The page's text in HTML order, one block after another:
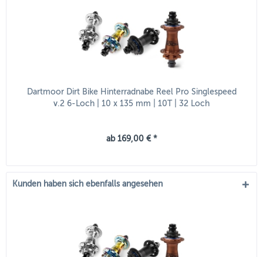
Dartmoor Dirt Bike Hinterradnabe Reel Pro Singlespeed
v.2 6-Loch | 10 x 135 mm | 10T | 32 Loch
ab 169,00 € *
Kunden haben sich ebenfalls angesehen